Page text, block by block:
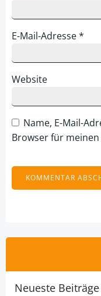
E-Mail-Adresse*
Website
Name, E-Mail-
Browser für
Neueste Beiträge